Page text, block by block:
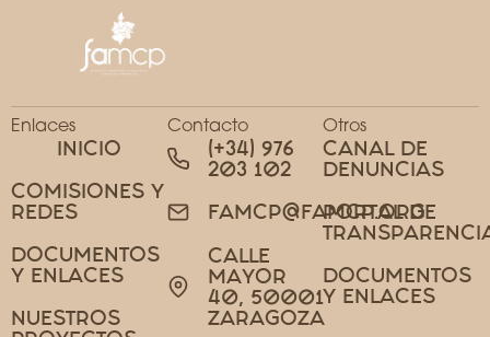
Enlaces
INICIO
COMISIONES Y
REDES
DOCUMENTOS
Y ENLACES
NUESTROS
Contacto
(+34) 976
203 102
FAMCP@FAMCP.ORG
CALLE
MAYOR
40, 50001
ZARAGOZA
Otros
CANAL DE
DENUNCIAS
PORTAL DE
DOCUMENTOS
Y ENLACES